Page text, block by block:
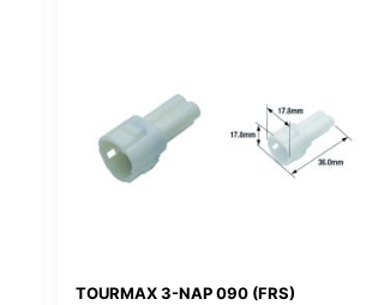
TOURMAX 3-NAP 090 (FRS)